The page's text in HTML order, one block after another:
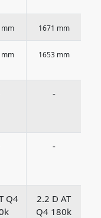
mm 1671 mm
mm 1653 mm
-
-
Q4
2.2 D AT
Q4 180k